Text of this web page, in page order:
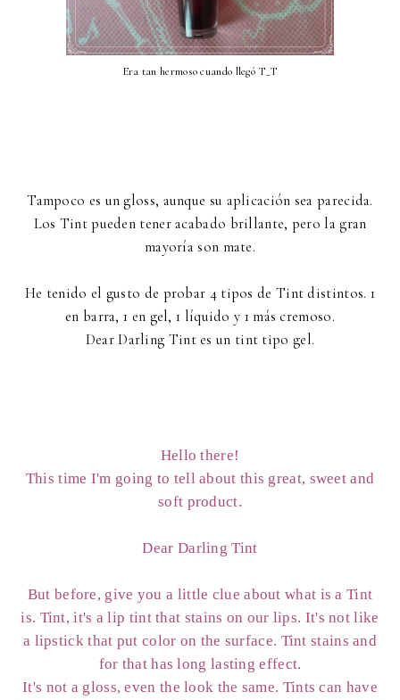
Era tan hermoso cuando llegó T_T
Tampoco es un gloss, aunque su aplicación sea parecida.
Los Tint pueden tener acabado brillante, pero la gran
mayoría son mate.
He tenido el gusto de probar 4 tipos de Tint distintos. 1
en barra, 1 en gel, 1 líquido y 1 más cremoso.
Dear Darling Tint es un tint tipo gel.
Hello there!
This time I'm going to tell about this great, sweet and
soft product.
Dear Darling Tint
But before, give you a little clue about what is a Tint
is. Tint, it's a lip tint that stains on our lips. It's not like
a lipstick that put color on the surface. Tint stains and
for that has long lasting effect.
It's not a gloss, even the look the same. Tints can have